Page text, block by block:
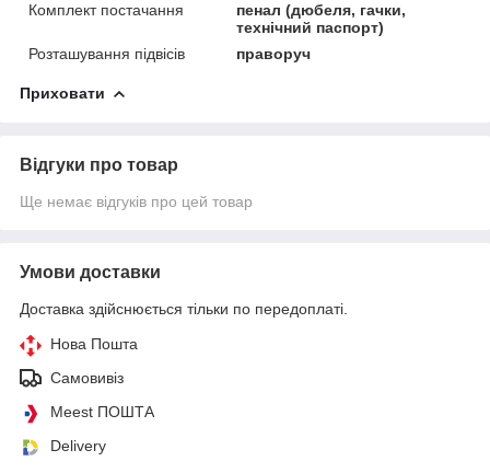
Комплект постачання
пенал (дюбеля, гачки,
технічний паспорт)
Розташування підвісів
праворуч
Приховати
Відгуки про товар
Ще немає відгуків про цей товар
Умови доставки
Доставка здійснюється тільки по передоплаті.
Нова Пошта
Самовивіз
Meest ПОШТА
Delivery